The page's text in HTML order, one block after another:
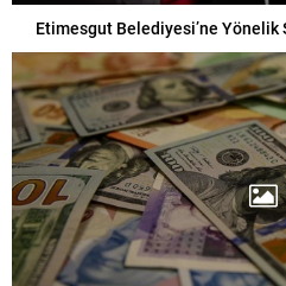
Etimesgut Belediyesi’ne